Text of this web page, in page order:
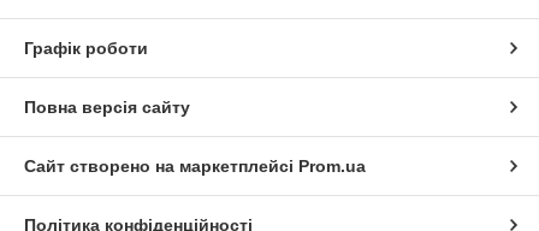
Графік роботи
Повна версія сайту
Сайт створено на маркетплейсі Prom.ua
Політика конфіденційності